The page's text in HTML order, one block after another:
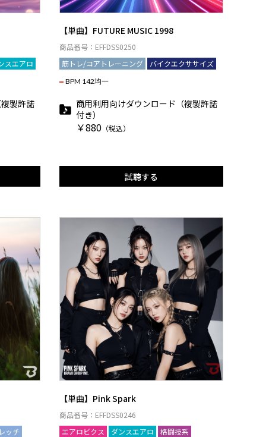
スエアロ
製許諾
【単曲】FUTURE MUSIC 1998
商品番号：EFFDSS0250
筋トレ/コアトレーニング
バイクエクササイズ
BPM 142均一
商用利用向けダウンロード（複製許諾
付き）
￥880 （税込）
試聴する
ッチ
【単曲】Pink Spark
商品番号：EFFDSS0246
エアロビクス
ダンスエアロ
格闘技系